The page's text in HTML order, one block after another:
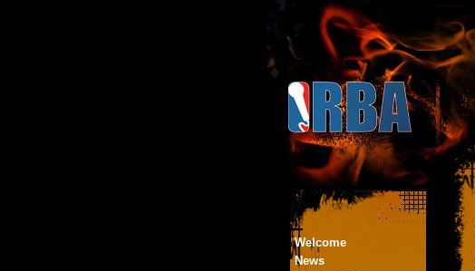
Welcome
News